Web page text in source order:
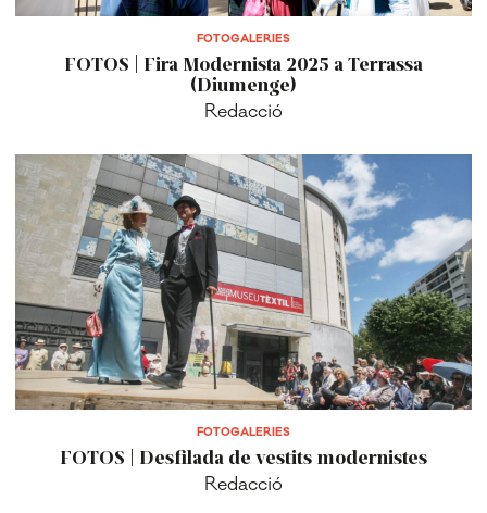
FOTOGALERIES
FOTOS | Fira Modernista 2025 a Terrassa
(Diumenge)
Redacció
FOTOGALERIES
FOTOS | Desfilada de vestits modernistes
Redacció